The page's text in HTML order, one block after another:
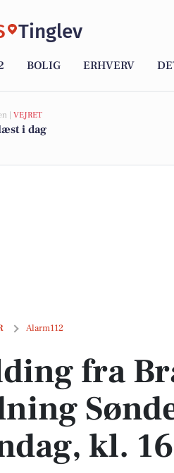
Tinglev
BOLIG ERHVERV
| VEJRET
i dag
Alarm112
fra Brand & Redning Sønderjylland,
fra
kl.